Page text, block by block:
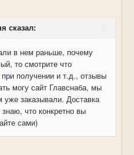
сказал:
в нем раньше, почему
то смотрите что
получении и т.д., отзывы
могу сайт Главснаба, мы
уже заказывали. Доставка
что конкретно вы
сами)